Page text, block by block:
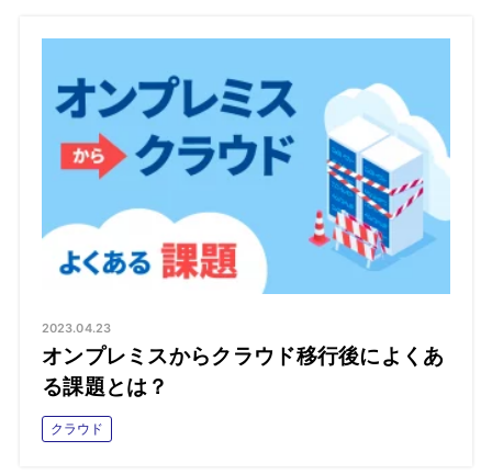
2023.04.23
オンプレミスからクラウド移行後によくあ
る課題とは？
クラウド